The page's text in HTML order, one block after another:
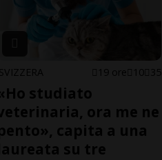
SVIZZERA 19 ore 10 35
studiato
ora me ne
capita a una
su tre